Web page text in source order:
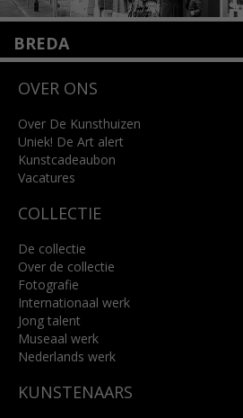
BREDA
4818 SB Breda
info@kunsthuisbreda.nl
Lees meer
OVER ONS
Over De Kunsthuizen
Uniek! De Art alert
Kunstcadeaubon
Vacatures
COLLECTIE
De collectie
Over de collectie
Fotografie
Internationaal werk
Jong talent
Museaal werk
Nederlands werk
KUNSTENAARS